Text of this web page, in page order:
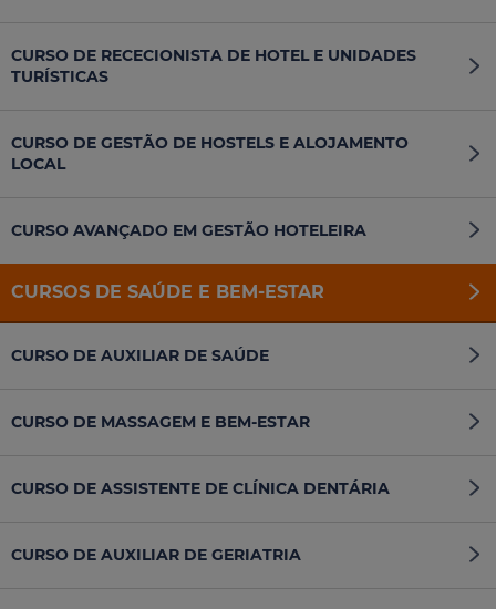
CURSO DE RECECIONISTA DE HOTEL E UNIDADES
TURÍSTICAS
CURSO DE GESTÃO DE HOSTELS E ALOJAMENTO
LOCAL
CURSO AVANÇADO EM GESTÃO HOTELEIRA
CURSOS DE SAÚDE E BEM-ESTAR
CURSO DE AUXILIAR DE SAÚDE
CURSO DE MASSAGEM E BEM-ESTAR
CURSO DE ASSISTENTE DE CLÍNICA DENTÁRIA
CURSO DE AUXILIAR DE GERIATRIA